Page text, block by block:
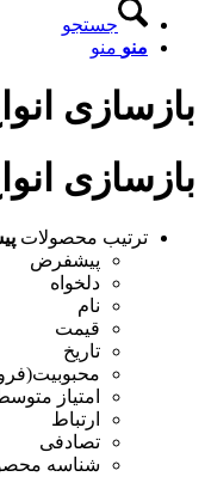
جستجو
منو منو
بازسازی
بازسازی
ترتیب محصولات
پیشفرض
دلخواه
نام
قیمت
تاریخ
امتیاز
ارتباط
تصادفی
شناسه